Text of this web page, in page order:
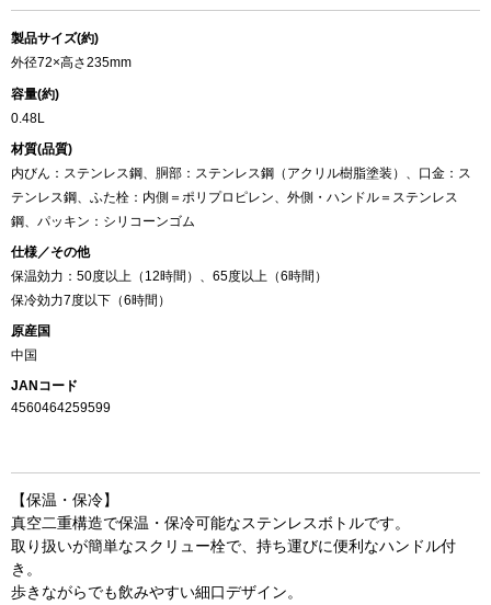
製品サイズ(約)
外径72×高さ235mm
容量(約)
0.48L
材質(品質)
内びん：ステンレス鋼、胴部：ステンレス鋼（アクリル樹脂塗装）、口金：ス
テンレス鋼、ふた栓：内側＝ポリプロピレン、外側・ハンドル＝ステンレス
鋼、パッキン：シリコーンゴム
仕様／その他
保温効力：50度以上（12時間）、65度以上（6時間）
保冷効力7度以下（6時間）
原産国
中国
JANコード
4560464259599
【保温・保冷】
真空二重構造で保温・保冷可能なステンレスボトルです。
取り扱いが簡単なスクリュー栓で、持ち運びに便利なハンドル付
き。
歩きながらでも飲みやすい細口デザイン。